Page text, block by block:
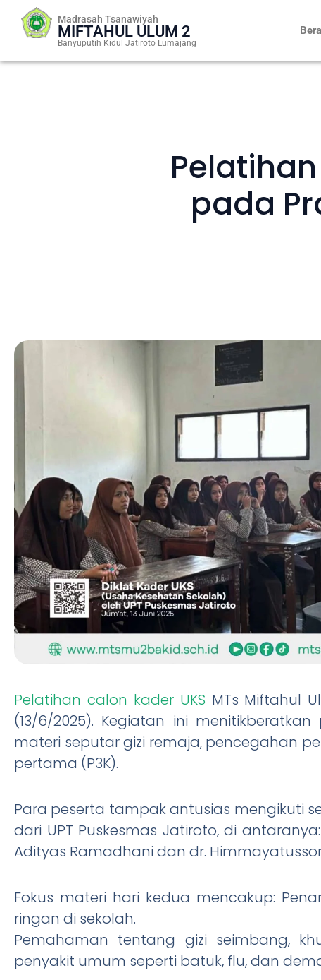
Madrasah Tsanawiyah
MIFTAHUL ULUM 2
Banyuputih Kidul Jatiroto Lumajang
pada
Pelatihan calon kader UKS MTs Miftahul
(13/6/2025). Kegiatan ini
materi seputar gizi remaja, pencegahan
pertama (P3K).
Para peserta tampak antusias mengikuti
dari UPT Puskesmas Jatiroto, di
Adityas Ramadhani dan dr.
Fokus materi hari kedua mencakup:
ringan di sekolah.
Pemahaman tentang gizi seimbang,
penyakit umum seperti batuk, flu, dan